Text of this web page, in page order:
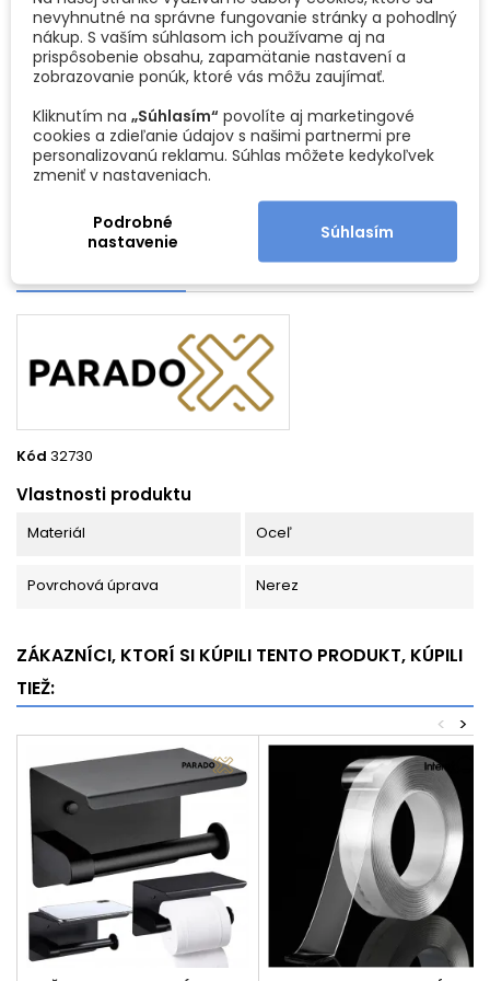
montážny návod. Montáž zvládnete za pár minút, aj keď nie ste
domáci majster. Povrch stačí jednoducho pretrieť, aby vyzeral
ako nový.
5. Ideálne rozmery do každej kúpeľne
S rozmermi 14 × 10 × 10 cm je držiak dostatočne kompaktný na to,
aby sa zmestil aj do menších kúpeľní, no zároveň poskytuje
dostatok miesta na toaletný papier aj na poličku.
- Materiál: Oceľ
- Rozmery: 13,5 × 10 × 10 cm
- Montážna sada v balení: Skrutky, hmoždinky
- Jednoduchá údržba: Odolný voči vode a nečistotám
Povrchová úprava: Nerez expand_more
Čierna
matná
Nerez
Kód 32730
Vlastnosti produktu
Materiál Oceľ
Povrchová úprava Nerez
ZÁKAZNÍCI, KTORÍ SI KÚPILI TENTO PRODUKT, KÚPILI
TIEŽ:
>
<
nevyhnutné na správne fungovanie stránky a pohodlný
nákup. S vaším súhlasom ich používame aj na
prispôsobenie obsahu, zapamätanie nastavení a
zobrazovanie ponúk, ktoré vás môžu zaujímať.
Kliknutím na „Súhlasím“ povolíte aj marketingové
cookies a zdieľanie údajov s našimi partnermi pre
personalizovanú reklamu. Súhlas môžete kedykoľvek
zmeniť v nastaveniach.
Podrobné
nastavenie
Súhlasím